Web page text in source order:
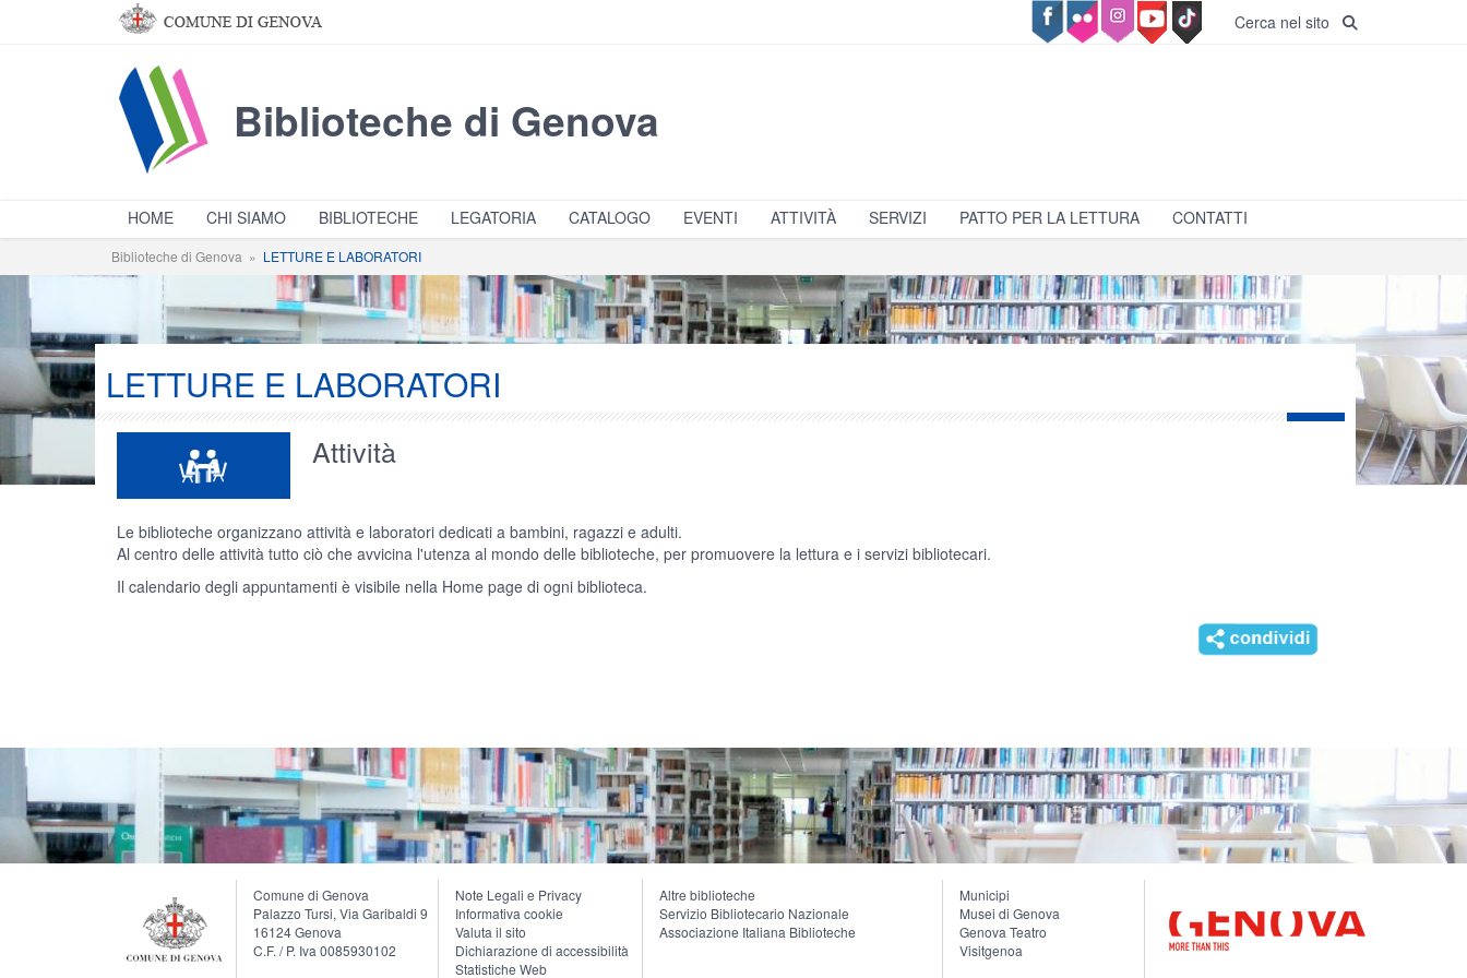
Salta al contenuto principale Cerca nel sito
Biblioteche di Genova
HOME CHI SIAMO BIBLIOTECHE LEGATORIA CATALOGO EVENTI ATTIVITÀ SERVIZI PATTO PER LA LETTURA CONTATTI
Biblioteche di Genova » LETTURE E LABORATORI
LETTURE E LABORATORI
Attività
Le biblioteche organizzano attività e laboratori dedicati a bambini, ragazzi e adulti.
Al centro delle attività tutto ciò che avvicina l'utenza al mondo delle biblioteche, per promuovere la lettura e i servizi bibliotecari.
Il calendario degli appuntamenti è visibile nella Home page di ogni biblioteca.
Comune di Genova
Palazzo Tursi, Via Garibaldi 9
16124 Genova
C.F. / P. Iva 0085930102
Note Legali e Privacy
Informativa cookie
Valuta il sito
Dichiarazione di accessibilità
Statistiche Web
Altre biblioteche
Servizio Bibliotecario Nazionale
Associazione Italiana Biblioteche
Municipi
Musei di Genova
Genova Teatro
Visitgenoa